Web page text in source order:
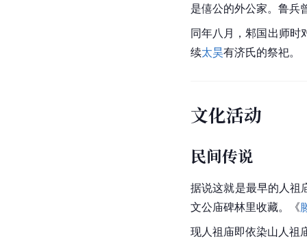
是僖公的外公家。鲁兵
同年八月，邾国出师时
续太昊有济氏的祭祀。
文化活动
民间传说
据说这就是最早的 人祖
文公庙碑林里收藏。《
现人祖庙即依染山人祖